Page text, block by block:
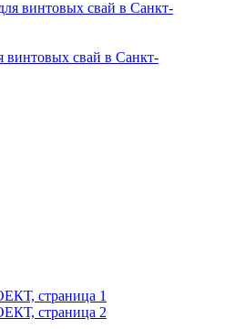
винтовых свай в Санкт-